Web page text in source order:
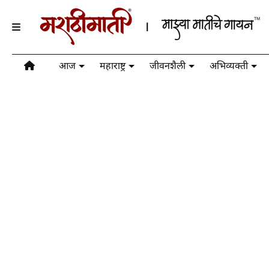
आज महाराष्ट्र जीवनशैली अभिव्यक्ती